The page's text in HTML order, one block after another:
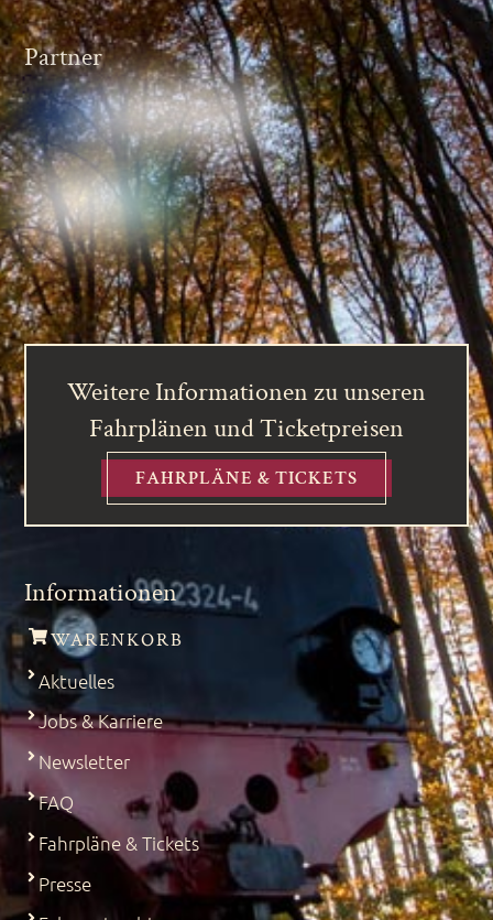
Partner
Weitere Informationen zu unseren
Fahrplänen und Ticketpreisen
FAHRPLÄNE & TICKETS
Informationen
WARENKORB
Aktuelles
Jobs & Karriere
Newsletter
FAQ
Fahrpläne & Tickets
Presse